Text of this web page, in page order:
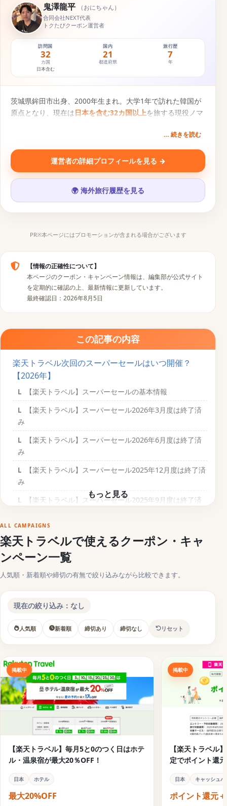
鬼澤龍平 （おにちゃん）
合同会社NEXT代表
トクたびクーポン運営者
訪問国
32
カ国
日本含む
国内
21
都道府県
旅行歴
7
年
茨城県鉾田市出身、2000年生まれ。大学1年で訪れた韓国が
原点となり、現在は日本を含む32カ国以上を旅する現役ノマ
を」という想いから、旅行クーポン比較サービス『トクた
び』を運営。一次情報にもとづく旅行コンテンツを発信中。
SNS・運営メディア
♪
… 続きを読む
運営者の詳細プロフィールを見る →
🌍 海外旅行履歴を見る
PR※本ページにはプロモーションが含まれる場合がございます
【情報の正確性について】
本ページのクーポン・キャンペーン情報は、編集部が公式サイト
を定期的に確認の上、最新情報に更新しています。
最終確認日：2026年8月5日
この記事の内容
楽天トラベル次回のスーパーセールはいつ開催？
【2026年】
【楽天トラベル】スーパーセールの基本情報
【楽天トラベル】スーパーセール2026年3月度は終了済
み
【楽天トラベル】スーパーセール2026年6月度は終了済
み
【楽天トラベル】スーパーセール2025年12月度は終了済
み
【楽天トラベル】スーパーセール2025年9月度は終了済
楽天トラベルのスーパーセールは過去の傾向からいつ
開催される？
2022年〜2026年までの実施日
スーパーセールの開催月は3月、6月、9月、12月の年4回
楽天トラベルの自分に合ったクーポンを見つける方法
【楽天トラベル】のお得な値引きクーポン祭！
お得な楽パック（宿＋交通）クーポンコードを見つける
方法
レンタカーで使えるお得なクーポンコードを見つける方
高速・夜行バスに使えるクーポンコードを見つける方法
楽天トラベルのキャンペーン・クーポン
ン
【楽天トラベル】毎月5と0のつく日はホテル・温泉宿が
ALL CAMPAIGNS
楽天トラベルで使えるクーポン・キャ
ンペーン一覧
人気順・新着順や締切の有無で絞り込みながら比較できます。
現在の絞り込み：なし
人気順 新着順 締切あり 締切なし リセット
掲載中
【楽天トラベル】毎月5と0のつく日はホテ
ル・温泉宿が最大20％OFF！
日本 ホテル
最大20%OFF
掲載中
【楽天トラベル
定でポイント還
ン
日本 キャッシュバ
ポイント還元